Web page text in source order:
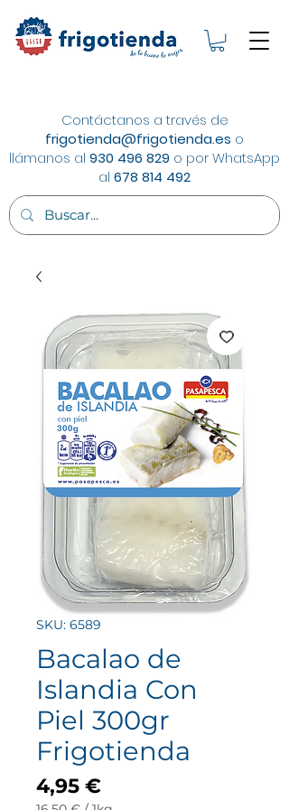
Contáctanos a través de
frigotienda@frigotienda.es o
llámanos al 930 496 829 o por WhatsApp
al 678 814 492
SKU: 6589
Bacalao de
Islandia Con
Piel 300gr
Frigotienda
4,95 €Precio